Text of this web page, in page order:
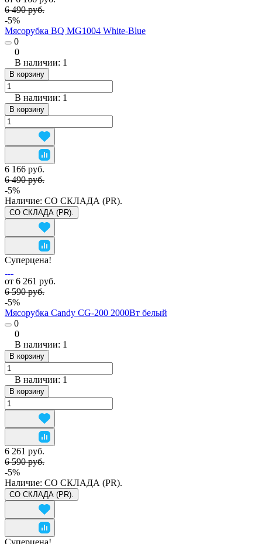
6 490 руб.
-5%
Мясорубка BQ MG1004 White-Blue
0
0
В наличии: 1
В корзину
В наличии: 1
В корзину
6 166 руб.
6 490 руб.
-5%
Наличие: СО СКЛАДА (PR).
СО СКЛАДА (PR).
Суперцена!
от 6 261 руб.
6 590 руб.
-5%
Мясорубка Candy CG-200 2000Вт белый
0
0
В наличии: 1
В корзину
В наличии: 1
В корзину
6 261 руб.
6 590 руб.
-5%
Наличие: СО СКЛАДА (PR).
СО СКЛАДА (PR).
Суперцена!